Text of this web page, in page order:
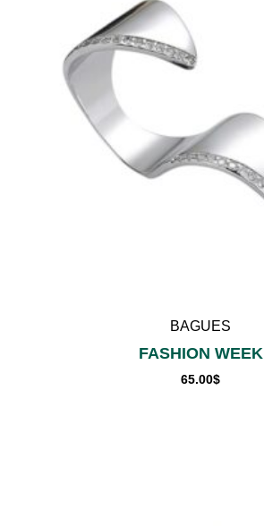
BAGUES
FASHION WEEK
65.00$